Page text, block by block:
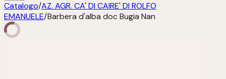
Catalogo/AZ. AGR. CA' DI CAIRE' DI ROLFO
EMANUELE/Barbera d'alba doc Bugia Nan